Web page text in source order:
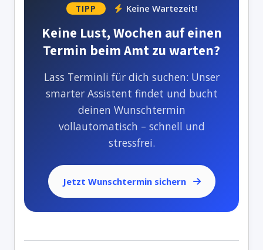
TIPP Keine Wartezeit!
Keine Lust, Wochen auf einen
Termin beim Amt zu warten?
Lass Terminli für dich suchen: Unser
smarter Assistent findet und bucht
deinen Wunschtermin
vollautomatisch – schnell und
stressfrei.
Jetzt Wunschtermin sichern